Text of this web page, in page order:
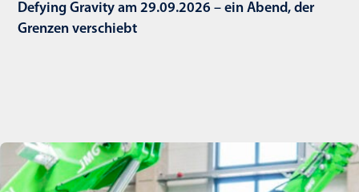
Defying Gravity am 29.09.2026 – ein Abend, der
Grenzen verschiebt